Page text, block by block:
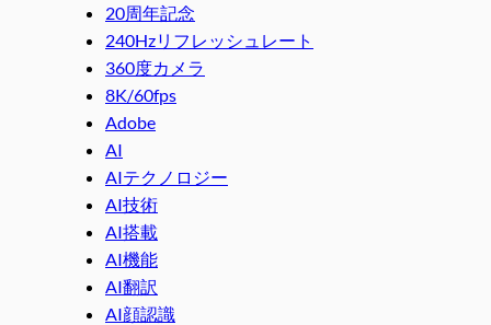
20周年記念
240Hzリフレッシュレート
360度カメラ
8K/60fps
Adobe
AI
AIテクノロジー
AI技術
AI搭載
AI機能
AI翻訳
AI顔認識